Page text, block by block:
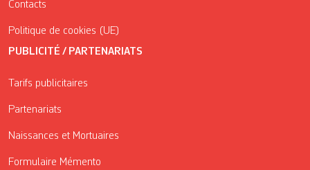
Contacts
Politique de cookies (UE)
PUBLICITÉ / PARTENARIATS
Tarifs publicitaires
Partenariats
Naissances et Mortuaires
Formulaire Mémento